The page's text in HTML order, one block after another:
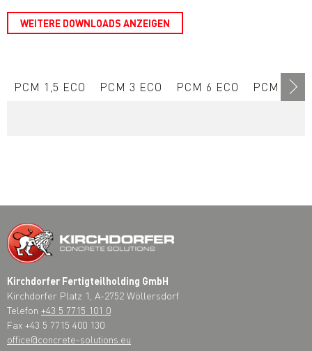
WEITERE DOWNLOADS ANZEIGEN
PCM 1,5 ECO PCM 3 ECO PCM 6 ECO PCM 10
Kirchdorfer Fertigteilholding GmbH
Kirchdorfer Platz 1, A-2752 Wöllersdorf
Telefon +43 5 7715 101 0
Fax +43 5 7715 400 130
office@concrete-solutions.eu